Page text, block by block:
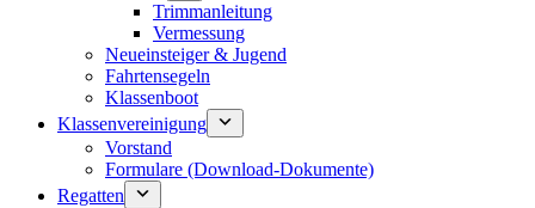
Trimmanleitung
Vermessung
Neueinsteiger & Jugend
Fahrtensegeln
Klassenboot
Klassenvereinigung
Vorstand
Formulare (Download-Dokumente)
Regatten